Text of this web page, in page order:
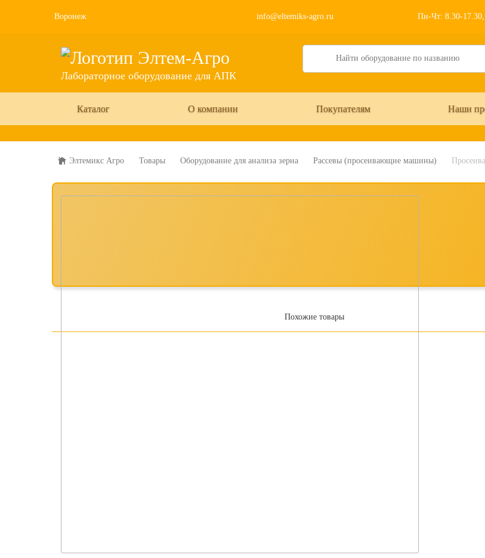
Воронеж info@eltemiks-agro.ru Пн-Чт: 8.30-
Лабораторное оборудование для АПК
Search
Каталог О компании Покупателям Наши
Элтемикс Агро Товары Оборудование для анализа зерна Рассевы (просеивающие машины)
Похожие товары